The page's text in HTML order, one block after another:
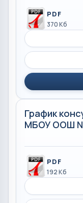
PDF
370 Кб
График
МБОУ ООШ №
PDF
192 Кб